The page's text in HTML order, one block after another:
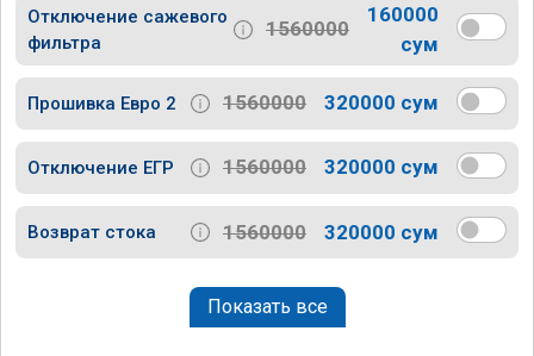
Отключение сажевого
фильтра
1560000
160000
сум
Прошивка Евро 2 1560000 320000 сум
Отключение ЕГР 1560000 320000 сум
Возврат стока 1560000 320000 сум
Показать все